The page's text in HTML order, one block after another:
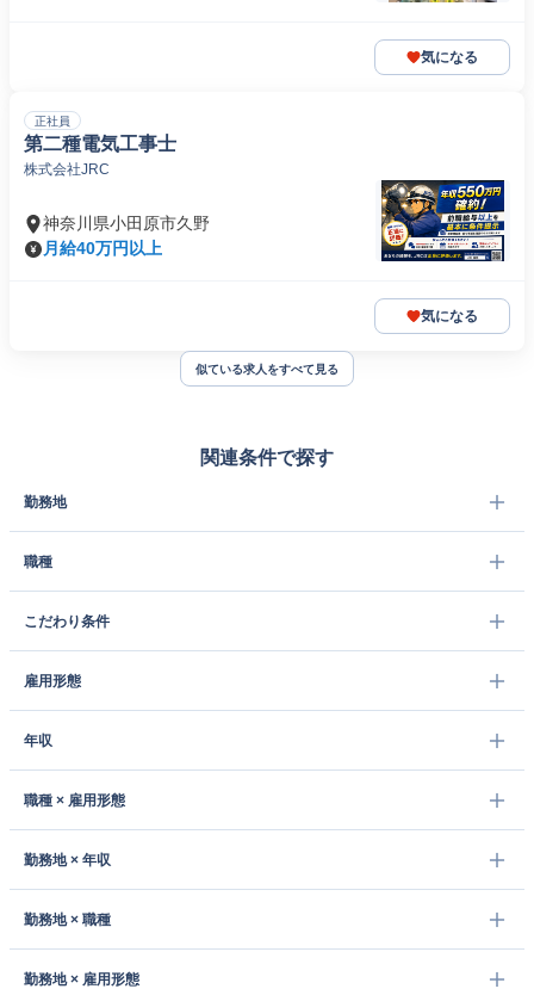
気になる
正社員
第二種電気工事士
株式会社JRC
神奈川県小田原市久野
月給40万円以上
気になる
似ている求人をすべて見る
関連条件で探す
勤務地
職種
こだわり条件
雇用形態
年収
職種 × 雇用形態
勤務地 × 年収
勤務地 × 職種
勤務地 × 雇用形態